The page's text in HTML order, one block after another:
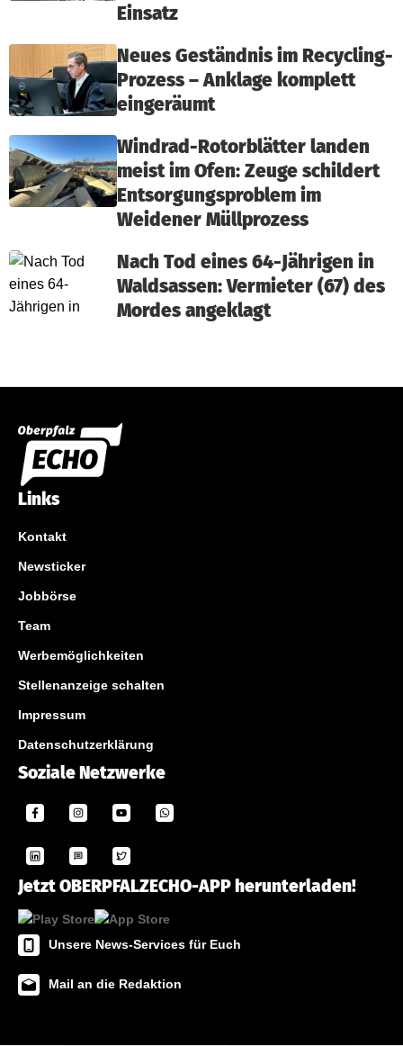
Einsatz
Neues Geständnis im Recycling-
Prozess – Anklage komplett
eingeräumt
Windrad-Rotorblätter landen
meist im Ofen: Zeuge schildert
Entsorgungsproblem im
Weidener Müllprozess
Nach Tod eines 64-Jährigen in
Waldsassen: Vermieter (67) des
Mordes angeklagt
Links
Kontakt
Newsticker
Jobbörse
Team
Werbemöglichkeiten
Stellenanzeige schalten
Impressum
Datenschutzerklärung
Soziale Netzwerke
Jetzt OBERPFALZECHO-APP herunterladen!
Unsere News-Services für Euch
Mail an die Redaktion